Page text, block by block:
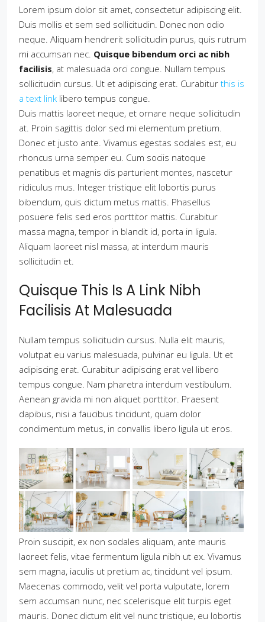
Lorem ipsum dolor sit amet, consectetur adipiscing elit.
Duis mollis et sem sed sollicitudin. Donec non odio
neque. Aliquam hendrerit sollicitudin purus, quis rutrum
mi accumsan nec. Quisque bibendum orci ac nibh
facilisis, at malesuada orci congue. Nullam tempus
sollicitudin cursus. Ut et adipiscing erat. Curabitur this is
a text link libero tempus congue.
Duis mattis laoreet neque, et ornare neque sollicitudin
at. Proin sagittis dolor sed mi elementum pretium.
Donec et justo ante. Vivamus egestas sodales est, eu
rhoncus urna semper eu. Cum sociis natoque
penatibus et magnis dis parturient montes, nascetur
ridiculus mus. Integer tristique elit lobortis purus
bibendum, quis dictum metus mattis. Phasellus
posuere felis sed eros porttitor mattis. Curabitur
massa magna, tempor in blandit id, porta in ligula.
Aliquam laoreet nisl massa, at interdum mauris
sollicitudin et.
Quisque This Is A Link Nibh
Facilisis At Malesuada
Nullam tempus sollicitudin cursus. Nulla elit mauris,
volutpat eu varius malesuada, pulvinar eu ligula. Ut et
adipiscing erat. Curabitur adipiscing erat vel libero
tempus congue. Nam pharetra interdum vestibulum.
Aenean gravida mi non aliquet porttitor. Praesent
dapibus, nisi a faucibus tincidunt, quam dolor
condimentum metus, in convallis libero ligula ut eros.
Proin suscipit, ex non sodales aliquam, ante mauris
laoreet felis, vitae fermentum ligula nibh ut ex. Vivamus
sem magna, iaculis ut pretium ac, tincidunt vel ipsum.
Maecenas commodo, velit vel porta vulputate, lorem
sem accumsan nunc, nec scelerisque elit turpis eget
mauris. Donec dictum elit vel nunc tristique, eu lobortis